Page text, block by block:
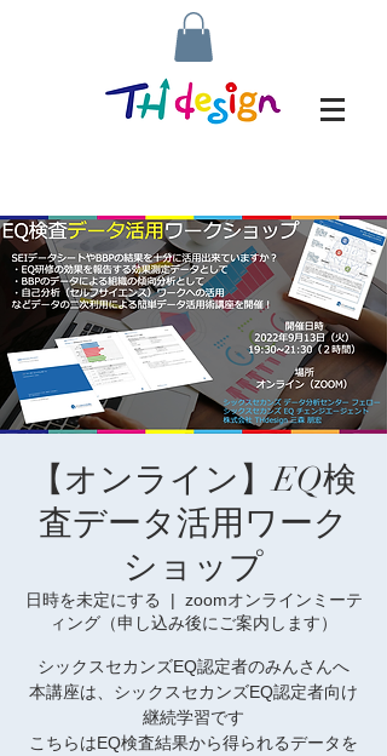
【オンライン】EQ検
査データ活用ワーク
ショップ
日時を未定にする
  |
zoomオンラインミーテ
ィング（申し込み後にご案内します）
シックスセカンズEQ認定者のみんさんへ
本講座は、シックスセカンズEQ認定者向け
継続学習です
こちらはEQ検査結果から得られるデータを